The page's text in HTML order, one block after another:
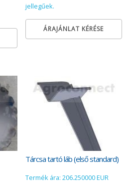
jellegűek.
ÁRAJÁNLAT KÉRÉSE
Tárcsa tartó láb (első standard)
Termék ára: 206.250000 EUR